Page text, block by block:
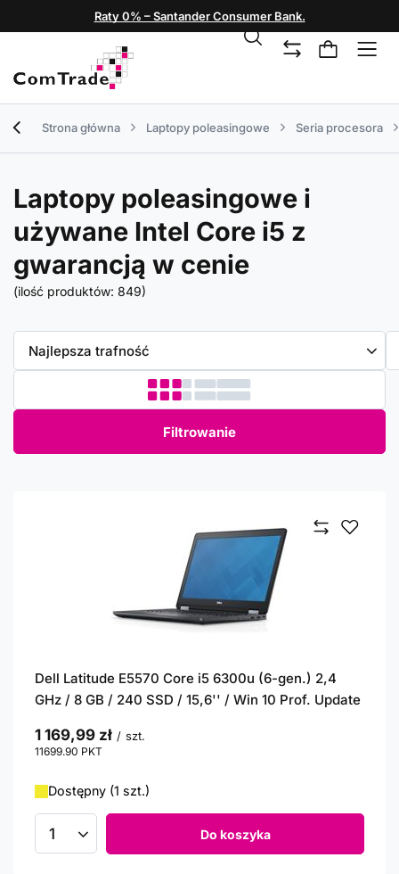
Raty 0% – Santander Consumer Bank.
Strona główna Laptopy poleasingowe Seria procesora
Laptopy poleasingowe i
używane Intel Core i5 z
gwarancją w cenie
(ilość produktów: 849)
Zmień sortowanie
Najlepsza trafność
Filtrowanie
Dell Latitude E5570 Core i5 6300u (6-gen.) 2,4
GHz / 8 GB / 240 SSD / 15,6'' / Win 10 Prof. Update
1 169,99 zł / szt.
11699.90 PKT
Dostępny (1 szt.)
Ilość produktów Do koszyka